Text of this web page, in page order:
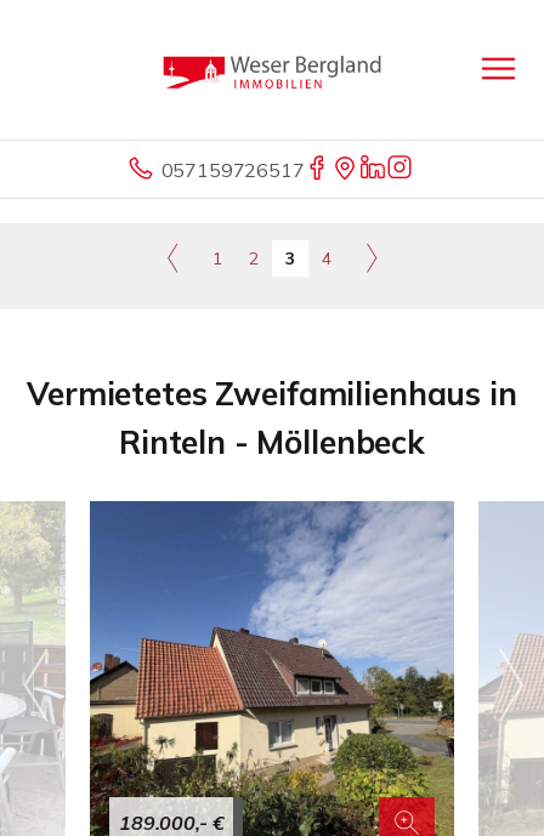
057159726517
1 2 3 4
Vermietetes Zweifamilienhaus in
Rinteln - Möllenbeck
189.000,- €